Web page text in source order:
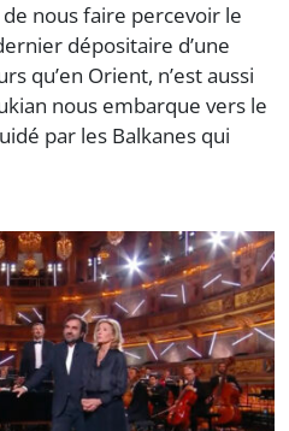
de nous faire percevoir le
dépositaire d’une
qu’en Orient, n’est aussi
nous embarque vers le
par les Balkanes qui